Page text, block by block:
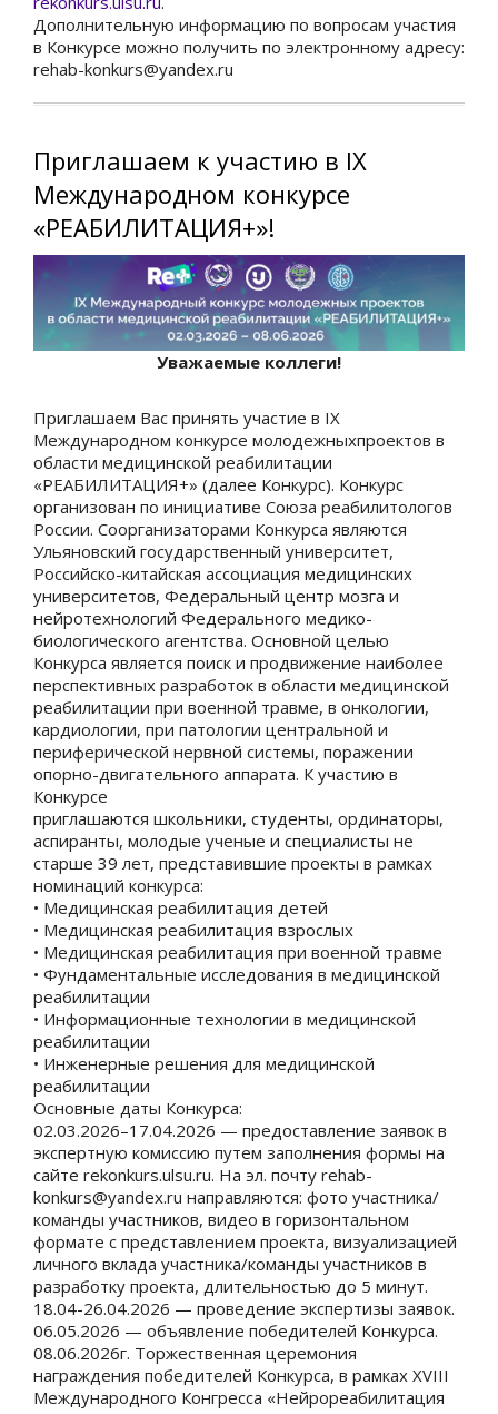
Дополнительную информацию по вопросам участия
в Конкурсе можно получить по электронному адресу:
rehab-konkurs@yandex.ru
Приглашаем к участию в IX
Международном конкурсе
«РЕАБИЛИТАЦИЯ+»!
Уважаемые коллеги!
Приглашаем Вас принять участие в IX
Международном конкурсе молодежныхпроектов в
области медицинской реабилитации
«РЕАБИЛИТАЦИЯ+» (далее Конкурс). Конкурс
организован по инициативе Союза реабилитологов
России. Соорганизаторами Конкурса являются
Ульяновский государственный университет,
Российско-китайская ассоциация медицинских
университетов, Федеральный центр мозга и
нейротехнологий Федерального медико-
биологического агентства. Основной целью
Конкурса является поиск и продвижение наиболее
перспективных разработок в области медицинской
реабилитации при военной травме, в онкологии,
кардиологии, при патологии центральной и
периферической нервной системы, поражении
опорно-двигательного аппарата. К участию в
Конкурсе
приглашаются школьники, студенты, ординаторы,
аспиранты, молодые ученые и специалисты не
старше 39 лет, представившие проекты в рамках
номинаций конкурса:
• Медицинская реабилитация детей
• Медицинская реабилитация взрослых
• Медицинская реабилитация при военной травме
• Фундаментальные исследования в медицинской
реабилитации
• Информационные технологии в медицинской
реабилитации
• Инженерные решения для медицинской
реабилитации
Основные даты Конкурса:
02.03.2026–17.04.2026 — предоставление заявок в
экспертную комиссию путем заполнения формы на
сайте rekonkurs.ulsu.ru. На эл. почту rehab-
konkurs@yandex.ru направляются: фото участника/
команды участников, видео в горизонтальном
формате с представлением проекта, визуализацией
личного вклада участника/команды участников в
разработку проекта, длительностью до 5 минут.
18.04-26.04.2026 — проведение экспертизы заявок.
06.05.2026 — объявление победителей Конкурса.
08.06.2026г. Торжественная церемония
награждения победителей Конкурса, в рамках XVIII
Международного Конгресса «Нейрореабилитация